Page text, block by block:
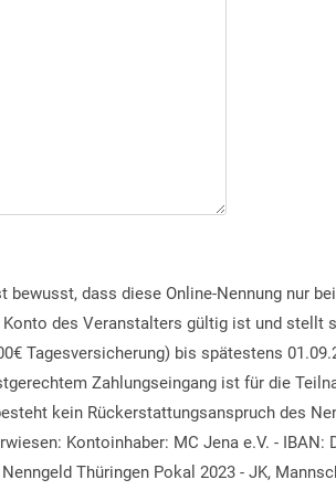
bewusst, dass diese Online-Nennung nur
des Veranstalters gültig ist und stellt
Tagesversicherung) bis spätestens
Zahlungseingang ist für die
kein Rückerstattungsanspruch des
Kontoinhaber: MC Jena e.V. - IBAN:
Thüringen Pokal 2023 - JK,